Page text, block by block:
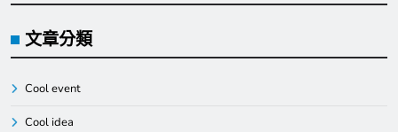
文章分類
Cool event
Cool idea